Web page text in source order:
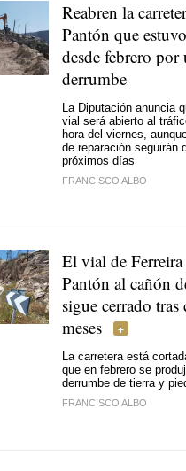
Reabren la
Pantón que
desde febrero por
derrumbe
La Diputación anuncia
vial será abierto al
hora del viernes,
de reparación seguirán
próximos días
FRANCISCO ALBO
El vial de Ferreira
Pantón al cañón
sigue cerrado tras
meses
La carretera está
que en febrero se
derrumbe de tierra y
FRANCISCO ALBO